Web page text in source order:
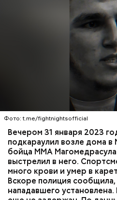
Фото: t.me/fightnightsofficial
Вечером 31 января 2023
подкараулил возле дома в
бойца ММА Магомедрасула
выстрелил в него.
много крови и умер в
Вскоре полиция сообщила,
нападавшего
Вечером 31 января Мутаев
тренировки. Во дворе
Гапцахской в Махачкале на
неизвестный. Он выскочил
в спортсмена не менее
Очевидцы трагедии
помощь, однако врачи
пострадавший умер по
СПОРТ СЛЕДСТВЕННЫЙ
РЕСПУБЛИКА ДАГЕСТАН